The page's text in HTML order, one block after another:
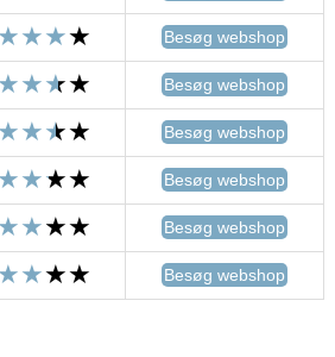
Besøg webshop
Besøg webshop
Besøg webshop
Besøg webshop
Besøg webshop
Besøg webshop